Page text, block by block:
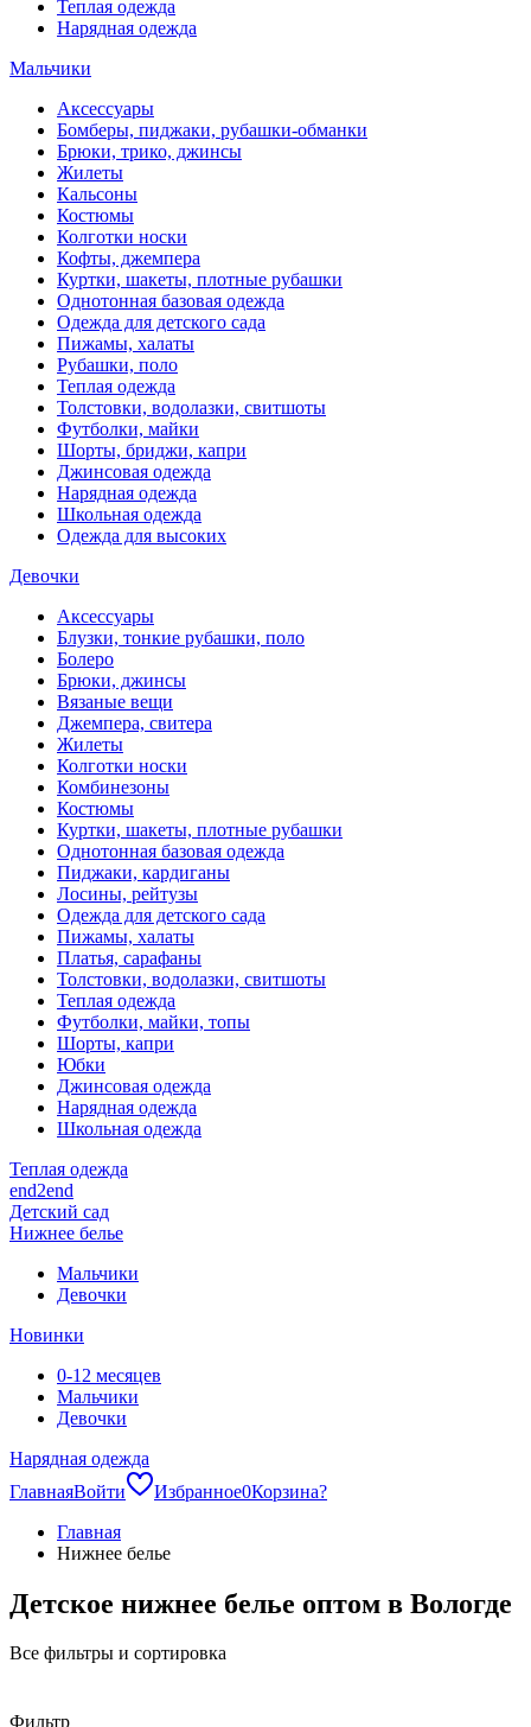
Теплая одежда
Нарядная одежда
Мальчики
Аксессуары
Бомберы, пиджаки, рубашки-обманки
Брюки, трико, джинсы
Жилеты
Кальсоны
Костюмы
Колготки носки
Кофты, джемпера
Куртки, шакеты, плотные рубашки
Однотонная базовая одежда
Одежда для детского сада
Пижамы, халаты
Рубашки, поло
Теплая одежда
Толстовки, водолазки, свитшоты
Футболки, майки
Шорты, бриджи, капри
Джинсовая одежда
Нарядная одежда
Школьная одежда
Одежда для высоких
Девочки
Аксессуары
Блузки, тонкие рубашки, поло
Болеро
Брюки, джинсы
Вязаные вещи
Джемпера, свитера
Жилеты
Колготки носки
Комбинезоны
Костюмы
Куртки, шакеты, плотные рубашки
Однотонная базовая одежда
Пиджаки, кардиганы
Лосины, рейтузы
Одежда для детского сада
Пижамы, халаты
Платья, сарафаны
Толстовки, водолазки, свитшоты
Теплая одежда
Футболки, майки, топы
Шорты, капри
Юбки
Джинсовая одежда
Нарядная одежда
Школьная одежда
Теплая одежда
end2end
Детский сад
Нижнее белье
Мальчики
Девочки
Новинки
0-12 месяцев
Мальчики
Девочки
Нарядная одежда
ГлавнаяВойти Избранное0Корзина?
Главная
Нижнее белье
Детское нижнее белье оптом в Вологде
Все фильтры и сортировка
Фильтр